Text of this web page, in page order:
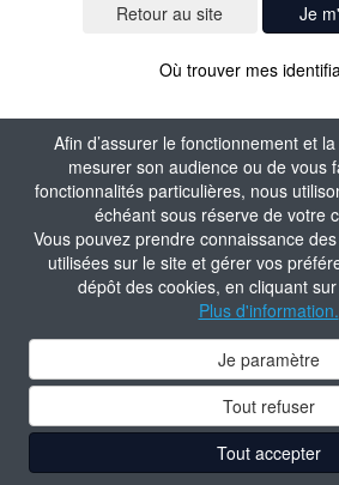
Afin d’assurer le fonctionnement et
mesurer son audience ou de vous
fonctionnalités particulières, nous
échéant sous réserve de votre
Vous pouvez prendre connaissance
utilisées sur le site et gérer vos
dépôt des cookies, en cliquant
Plus d'information.
Je paramètre
Tout refuser
Tout accepter
Je
Où trouver mes